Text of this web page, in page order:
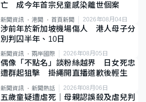
亡 成今年首宗兒童感染離世個案
新聞資訊 港聞 首頁新聞 2026年08月04日
涉前年於新加坡機場傷人 港人母子分
別判囚半年、10日
新聞資訊 兩岸國際 2026年08月05日
偶像「不點名」談粉絲越界 日女死忠
遭群起狙擊 掛繩開直播道歉後輕生
新聞資訊 新聞熱話 2026年08月06日
五歲童疑遭虐死｜母親認誤殺及虐兒判